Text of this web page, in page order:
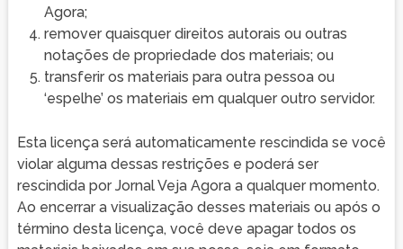
Agora;
remover quaisquer direitos autorais ou outras
notações de propriedade dos materiais; ou
transferir os materiais para outra pessoa ou
‘espelhe’ os materiais em qualquer outro servidor.
Esta licença será automaticamente rescindida se você
violar alguma dessas restrições e poderá ser
rescindida por Jornal Veja Agora a qualquer momento.
Ao encerrar a visualização desses materiais ou após o
término desta licença, você deve apagar todos os